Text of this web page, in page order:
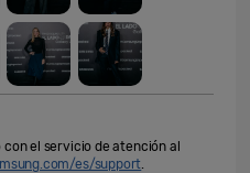
el servicio de atención al
es/support.